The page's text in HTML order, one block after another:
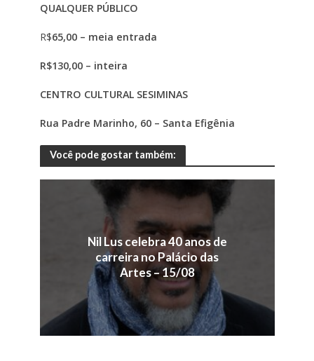
QUALQUER PÚBLICO
R$65,00 – meia entrada
R$130,00 – inteira
CENTRO CULTURAL SESIMINAS
Rua Padre Marinho, 60 – Santa Efigênia
Você pode gostar também:
Nil Lus celebra 40 anos de
carreira no Palácio das
Artes – 15/08